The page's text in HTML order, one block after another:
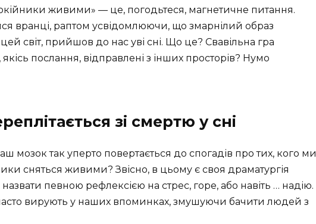
живими» — це, погодьтеся, магнетичне питання.
вранці, раптом усвідомлюючи, що змарнілий образ
світ, прийшов до нас уві сні. Що це? Свавільна гра
послання, відправлені з інших просторів? Нумо
зі смертю у сні
мозок так уперто повертається до спогадів про тих, кого ми
сняться живими? Звісно, в цьому є своя драматургія
певною рефлексією на стрес, горе, або навіть … надію.
часто вирують у наших впоминках, змушуючи бачити людей з